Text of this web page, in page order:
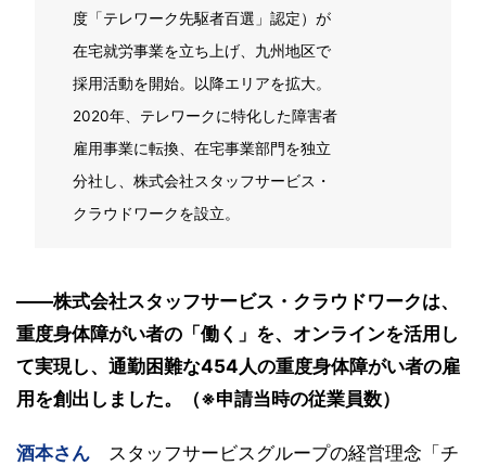
度「テレワーク先駆者百選」認定）が
在宅就労事業を立ち上げ、九州地区で
採用活動を開始。以降エリアを拡大。
2020年、テレワークに特化した障害者
雇用事業に転換、在宅事業部門を独立
分社し、株式会社スタッフサービス・
クラウドワークを設立。
――株式会社スタッフサービス・クラウドワークは、
重度身体障がい者の「働く」を、オンラインを活用し
て実現し、通勤困難な454人の重度身体障がい者の雇
用を創出しました。（※申請当時の従業員数）
酒本さん
スタッフサービスグループの経営理念「チ